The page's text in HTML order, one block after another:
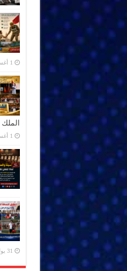
1 أغسطس، 2026
1 أغسطس، 2026
31 يوليو، 2026